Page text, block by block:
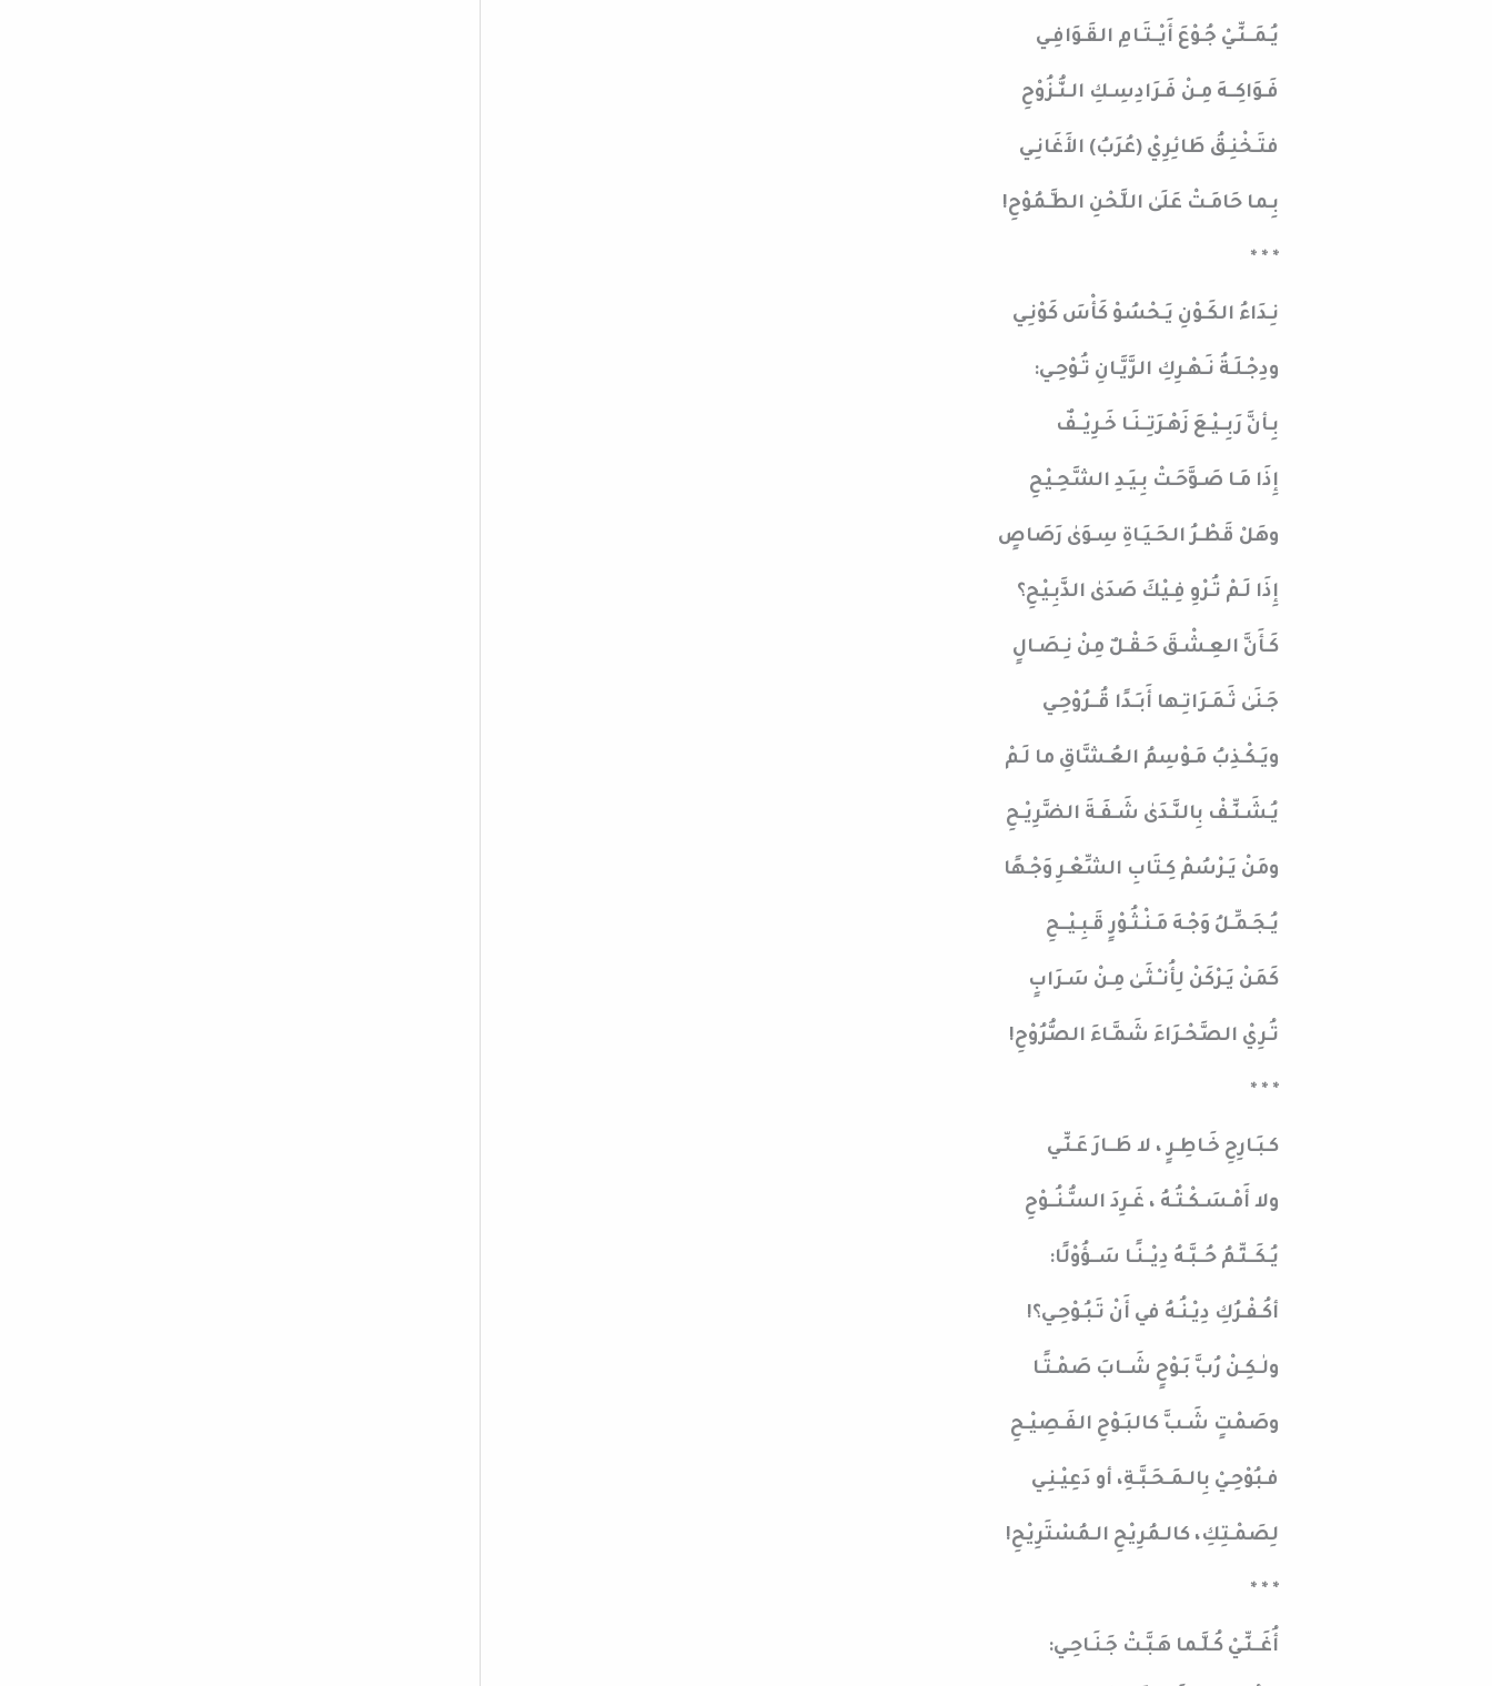
يُـمَــنِّـيْ جُـوْعَ أَيْــتَـامِ القَـوَافِـي
فَـوَاكِــهَ مِـنْ فَـرَادِسِـكِ الـنُّـزُوْحِ
فتَـخْنِـقُ طَائِرِيْ (عُرَبُ) الأَغَانِـي
بِـما حَامَـتْ عَلَىٰ اللَّحْنِ الطَّـمُوْحِ!
* * *
نِـدَاءُ الكَـوْنِ يَـحْسُوْ كَأْسَ كَوْنِـي
ودِجْـلَـةُ نَـهْـرِكِ الرَّيَّـانِ تُـوْحِـي:
بِـأنَّ رَبِــيْـعَ زَهْـرَتِــنَـا خَـرِيْــفٌ
إِذَا مَـا صَـوَّحَـتْ بِـيَـدِ الشَّحِـيْحِ
وهَلْ قَطْـرُ الحَـيَـاةِ سِـوَىٰ رَصَاصٍ
إِذَا لَـمْ تُـرْوِ فِـيْكَ صَدَىٰ الذَّبِـيْحِ؟
كَـأَنَّ العِـشْـقَ حَـقْـلٌ مِنْ نِـصَـالٍ
جَـنَىٰ ثَـمَـرَاتِـها أَبـَـدًا قُــرُوْحِـي
ويَـكْـذِبُ مَـوْسِمُ العُـشَّاقِ ما لَـمْ
يُـشَـنِّـفْ بِالنَّـدَىٰ شَـفَـةَ الضَّرِيْـحِ
ومَنْ يَـرْسُمْ كِـتَابِ الشِّعْـرِ وَجْـهًا
يُـجَـمِّـلُ وَجْـهَ مَـنْـثُـوْرٍ قَـبِـيْــحِ
كَمَنْ يَـرْكَنْ لِأُنـْـثَـىٰ مِـنْ سَـرَابٍ
تُـرِيْ الصَّحْـرَاءَ شَمَّـاءَ الصُّرُوْحِ!
* * *
كـبَـارِحِ خَـاطِـرٍ ، لا طَــارَ عَـنِّـي
ولا أَمْـسَـكْـتُـهُ ، غَـرِدَ السُّـنُــوْحِ
يُـكَــتِّـمُ حُــبَّـهُ دِيْــنًـا سَــؤُوْلًا:
أكُـفْـرُكِ دِيْـنُـهُ في أَنْ تَـبُـوْحِـي؟!
ولٰـكِـنْ رُبَّ بَـوْحٍ شَــابَ صَمْـتًـا
وصَمْتٍ شَـبَّ كالبَـوْحِ الفَـصِيْـحِ
فـبُوْحِـيْ بِالـمَـحَـبَّـةِ، أو دَعِيْـنِـي
لِصَمْـتِكِ، كالـمُرِيْحِ الـمُسْتَرِيْحِ!
* * *
أُغَــنِّـيْ كُـلَّـما هَـبَّـتْ جَـنَـاحِـي: